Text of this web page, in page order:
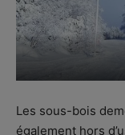
Les sous-bois
également hors